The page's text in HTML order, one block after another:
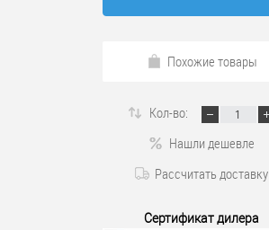
Похожие товары
Кол-во:
Нашли дешевле
Рассчитать доставку
Сертификат дилера